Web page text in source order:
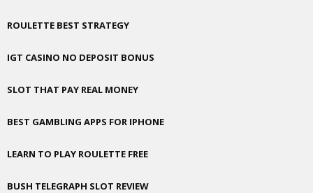
ROULETTE BEST STRATEGY
IGT CASINO NO DEPOSIT BONUS
SLOT THAT PAY REAL MONEY
BEST GAMBLING APPS FOR IPHONE
LEARN TO PLAY ROULETTE FREE
BUSH TELEGRAPH SLOT REVIEW